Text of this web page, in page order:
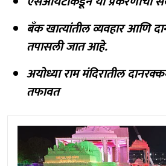
बँक खात्यांतील व्यवहार आणि
तपासली जात आहे.
अयोध्या राम मंदिरातील
तफावत